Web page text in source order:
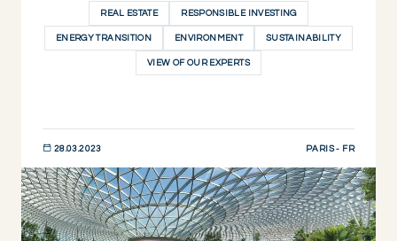
REAL ESTATE RESPONSIBLE INVESTING
ENERGY TRANSITION ENVIRONMENT SUSTAINABILITY
VIEW OF OUR EXPERTS
28.03.2023 PARIS - FR
DESCUBRIR AHORA